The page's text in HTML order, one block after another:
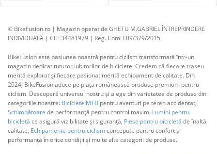
© BikeFusion.ro | Magazin operat de GHETU M.GABRIEL ÎNTREPRINDERE
INDIVIDUALĂ | CIF: 34481979 | Reg. Com: F09/379/2015
BikeFusion este pasiunea noastră pentru ciclism transformată într-un
magazin dedicat tuturor iubitorilor de biciclete. Credem că fiecare traseu
merită explorat și fiecare pasionat merită echipament de calitate. Din
2024, BikeFusion aduce pe piața românească produse premium pentru
ciclism. Descoperă universul nostru și alege din varietatea de produse din
categoriile noastre: Biciclete MTB pentru aventuri pe teren accidentat,
Schimbătoare de performanță pentru control maxim, Lumini pentru
bicicletă ce asigură vizibilitate și siguranță, Piese pentru bicicletă de înaltă
calitate, Echipamente pentru ciclismconcepute pentru confort și
performanță în orice condiții și multe alte categorii de produse.